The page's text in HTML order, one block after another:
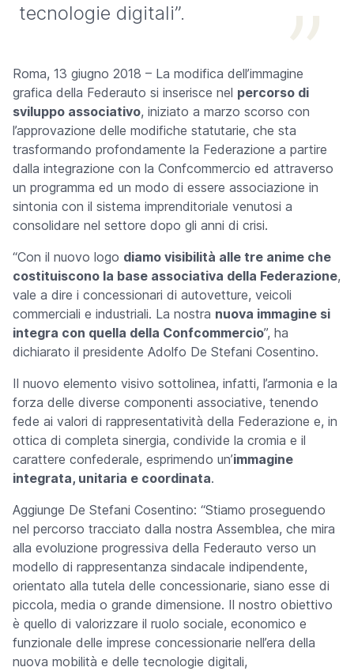
tecnologie digitali”.
Roma, 13 giugno 2018 – La modifica dell’immagine
grafica della Federauto si inserisce nel percorso di
sviluppo associativo, iniziato a marzo scorso con
l’approvazione delle modifiche statutarie, che sta
trasformando profondamente la Federazione a partire
dalla integrazione con la Confcommercio ed attraverso
un programma ed un modo di essere associazione in
sintonia con il sistema imprenditoriale venutosi a
consolidare nel settore dopo gli anni di crisi.
“Con il nuovo logo diamo visibilità alle tre anime che
costituiscono la base associativa della Federazione,
vale a dire i concessionari di autovetture, veicoli
commerciali e industriali. La nostra nuova immagine si
integra con quella della Confcommercio”, ha
dichiarato il presidente Adolfo De Stefani Cosentino.
Il nuovo elemento visivo sottolinea, infatti, l’armonia e la
forza delle diverse componenti associative, tenendo
fede ai valori di rappresentatività della Federazione e, in
ottica di completa sinergia, condivide la cromia e il
carattere confederale, esprimendo un’immagine
integrata, unitaria e coordinata.
Aggiunge De Stefani Cosentino: “Stiamo proseguendo
nel percorso tracciato dalla nostra Assemblea, che mira
alla evoluzione progressiva della Federauto verso un
modello di rappresentanza sindacale indipendente,
orientato alla tutela delle concessionarie, siano esse di
piccola, media o grande dimensione. Il nostro obiettivo
è quello di valorizzare il ruolo sociale, economico e
funzionale delle imprese concessionarie nell’era della
nuova mobilità e delle tecnologie digitali,